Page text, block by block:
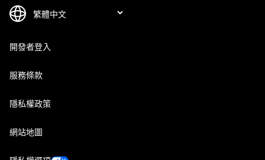
開發者登入
服務條款
隱私權政策
網站地圖